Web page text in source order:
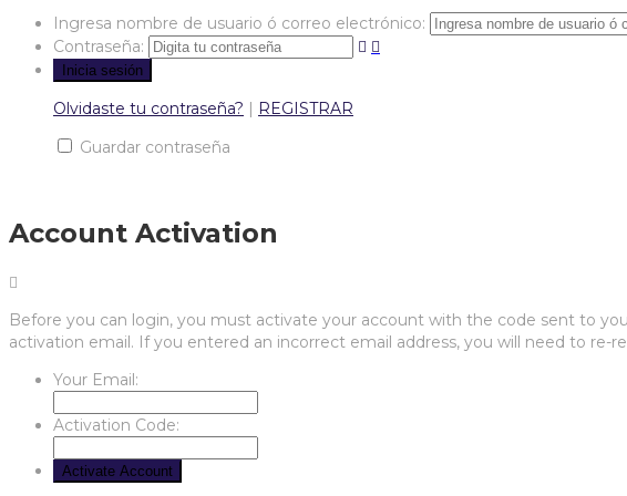
Ingresa nombre de usuario ó correo electrónico:
Contraseña:
Olvidaste tu contraseña?
REGISTRAR
Guardar contraseña
Account Activation
Before you can login, you must activate your account with the code sent to
activation email. If you entered an incorrect email address, you will need to re-
Your Email:
Activation Code: